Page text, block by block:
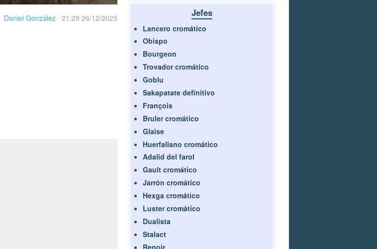
Daniel González · 21:29 26/12/2025
Jefes
Lancero cromático
Obispo
Bourgeon
Trovador cromático
Goblu
Sakapatate definitivo
François
Bruler cromático
Glaise
Huerfaliano cromático
Adalid del farol
Gault cromático
Jarrón cromático
Hexga cromático
Luster cromático
Dualista
Stalact
Renoir